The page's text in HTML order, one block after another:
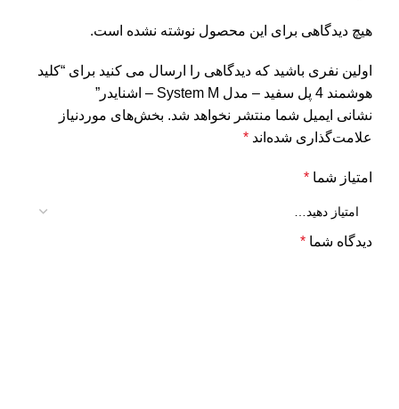
هیچ دیدگاهی برای این محصول نوشته نشده است.
اولین نفری باشید که دیدگاهی را ارسال می کنید برای “کلید
هوشمند 4 پل سفید – مدل System M – اشنایدر”
نشانی ایمیل شما منتشر نخواهد شد. بخش‌های موردنیاز
علامت‌گذاری شده‌اند *
امتیاز شما *
دیدگاه شما *